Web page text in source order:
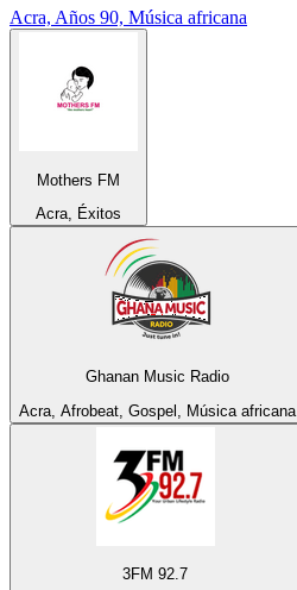
Acra, Años 90, Música africana
Mothers FM
Acra, Éxitos
Ghanan Music Radio
Acra, Afrobeat, Gospel, Música africana
3FM 92.7